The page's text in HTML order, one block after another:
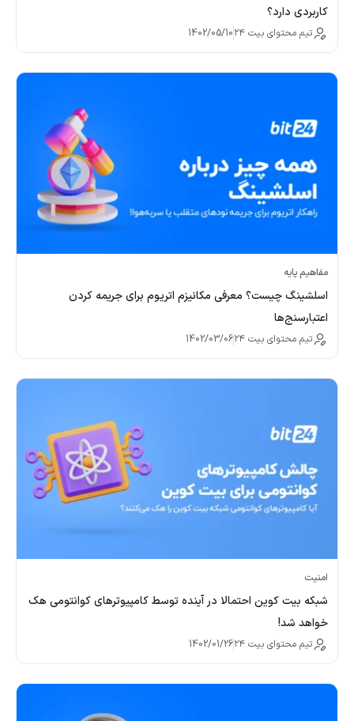
کاربردی دارد؟
تیم محتوای بیت ۲۴ 1402/05/10
مفاهیم پایه
اسلشینگ چیست؟ معرفی مکانیزم اتریوم برای جریمه کردن
اعتبارسنج‌ها
تیم محتوای بیت ۲۴ 1402/03/06
امنیت
شبکه بیت کوین احتمالا در آینده توسط کامپیوترهای کوانتومی هک
خواهد شد!
تیم محتوای بیت ۲۴ 1402/01/26